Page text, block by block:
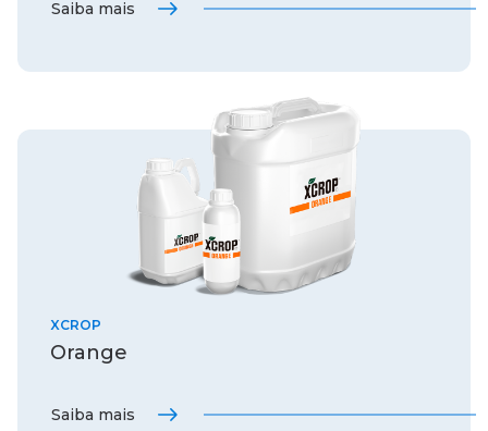
Saiba mais
XCROP
Orange
Saiba mais